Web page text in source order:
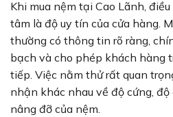
Khi mua nệm tại Cao Lãnh,
tâm là độ uy tín của cửa hàng.
thường có thông tin rõ ràng,
bạch và cho phép khách hàng
tiếp. Việc nằm thử rất quan
nhận khác nhau về độ cứng,
nâng đỡ của nệm.